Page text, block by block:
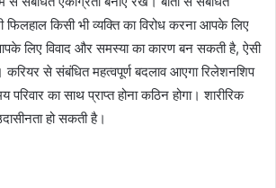
किसी भी व्यक्ति का विरोध करना आपके लिए
लिए विवाद और समस्या का कारण बन सकती है, ऐसी
से संबंधित महत्वपूर्ण बदलाव आएगा रिलेशनशिप
का साथ प्राप्त होना कठिन होगा। शारीरिक
हो सकती है।